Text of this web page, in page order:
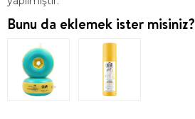
Bunu da eklemek ister misiniz?